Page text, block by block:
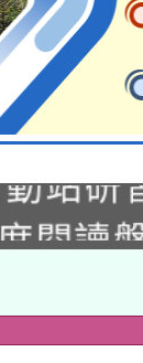
2次
無人
閱讀
名單